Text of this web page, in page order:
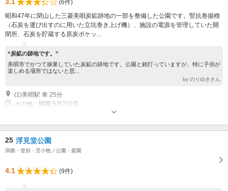
(6件)
昭和47年に閉山した三菱美唄炭鉱跡地の一部を整備した公園です。竪抗巻揚櫓
（石炭を運び出すのに用いた立坑巻き上げ機）、施設の電源を管理していた開
閉所、石炭を貯蔵する原炭ポケッ...
“炭鉱の跡地です。”
美唄市でかつて操業していた炭鉱の跡地です。公園と銘打っていますが、特に子供が
楽しめる場所ではないと思...
by のりゆきさん
(1)美唄駅 車 25分
その他：開園 5月?10月
25 浮見堂公園
洞爺・登別・苫小牧／公園・庭園
4.1 (9件)